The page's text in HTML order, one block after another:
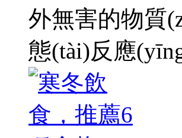
外無害的物質
態(tài)反應